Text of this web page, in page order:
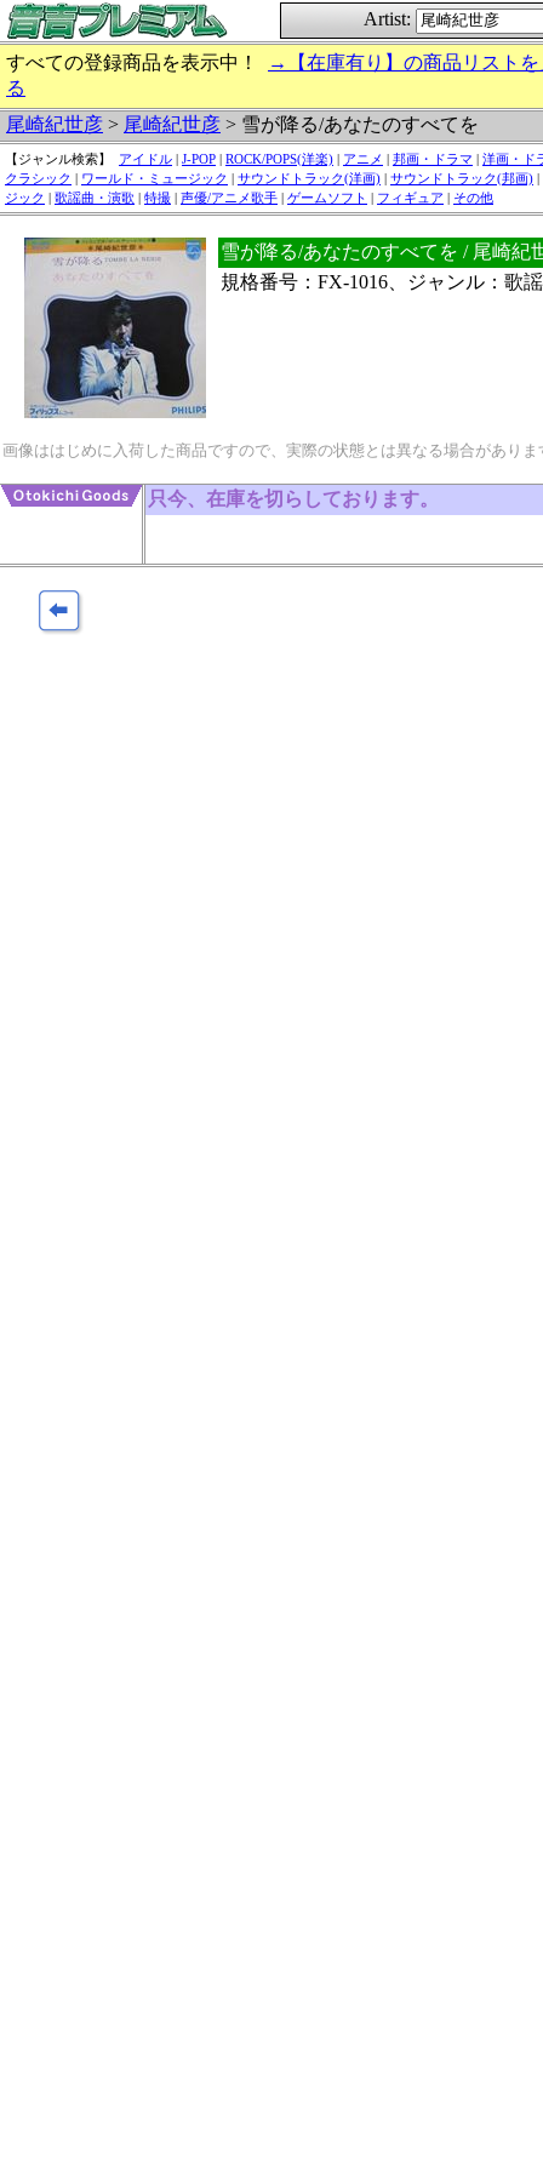
Artist:
すべての登録商品を表示中！
→【在庫有り】の商品リストを
る
尾崎紀世彦 > 尾崎紀世彦 > 雪が降る/あなたのすべてを
【ジャンル検索】 アイドル | J-POP | ROCK/POPS(洋楽) | アニメ | 邦画・ドラマ | 洋画・ド
クラシック | ワールド・ミュージック | サウンドトラック(洋画) | サウンドトラック(邦画) |
ジック | 歌謡曲・演歌 | 特撮 | 声優/アニメ歌手 | ゲームソフト | フィギュア | その他
雪が降る/あなたのすべてを / 尾崎紀
規格番号：FX-1016、ジャンル：歌
画像ははじめに入荷した商品ですので、実際の状態とは異なる場合があり
只今、在庫を切らしております。